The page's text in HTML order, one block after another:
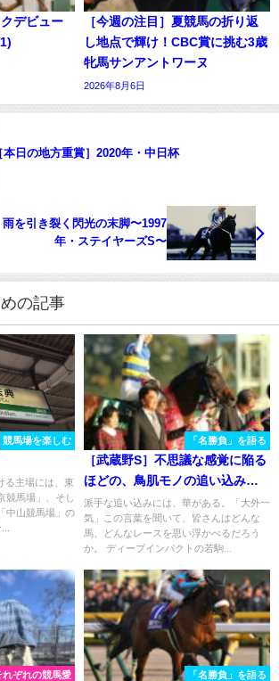
クデビュー
［今週の注目］夏競馬の折り返
し地点で輝け！CBC賞に挑む3歳
牝馬サンアントワーヌ
2026年8月6日
本日の地方重賞］2020年・中日杯
を引き裂く閃光の末脚〜1997
年・ステイヤーズS〜
の記事
競馬場を楽しむ
る主場には、東
競馬場」、そし
中山競馬場」の
「名勝負」を語る
［武蔵野S］不思議な感覚に陥る
ほどの、鳥肌モノの追い込み勝
利。ワイドバッハと武豊騎手
の、2014年武蔵野Sを振り返る。
派手な追い込みには、華がある。「大外一
気」この言葉を聞いて、皆さんはどんな
馬、どんなレースを思い浮かべるだろう
か。 ディープインパクトの若駒...
れぞれの競馬愛 「名勝負」を語る